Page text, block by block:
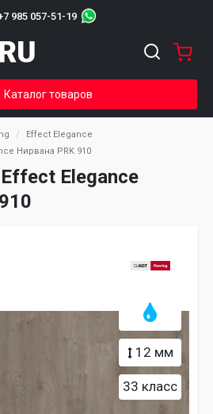
985 057-51-19
Каталог товаров
Effect Elegance
Нирвана PRK 910
Elegance
12 мм
33 класс